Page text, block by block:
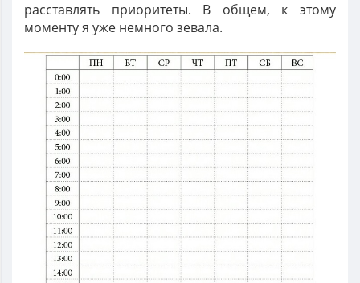
расставлять приоритеты. В общем, к этому
моменту я уже немного зевала.